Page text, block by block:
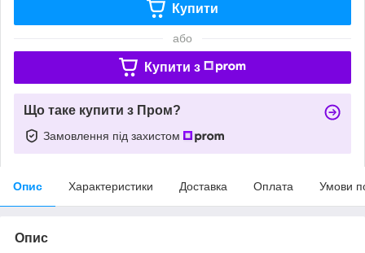
Купити
або
Купити з
Що таке купити з Пром?
Замовлення під захистом
Опис Характеристики Доставка Оплата Умови
Опис